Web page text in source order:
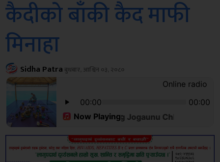
कैदीको बाँकी कैद माफी
मिनाहा
Sidha Patraबुधबार, आश्विन ०३, २०८०